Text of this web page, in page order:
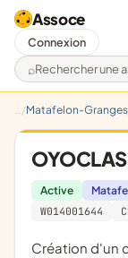
Assoce
Rechercher
Connexion
Matafelon-Granges
Active
W014001644
création d'un char pour le défilé des classes en 0 ;